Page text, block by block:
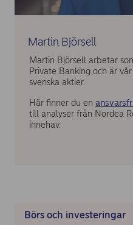
Martin Björsell
Martin Björsell arbetar
Private Banking och är
svenska aktier.
Här finner du en
till analyser från Nordea
innehav.
Börs och investeringar